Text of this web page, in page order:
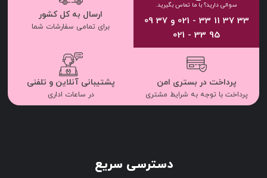
سوالی دارید؟ با ما تماس بگیرید.
33 37 11 33 - 021 و 37 09
95 33 - 021
ارسال به کل کشور
برای تمامی سفارشات شما
پرداخت در بستری امن
پرداخت با توجه به شرایط مشتری
پشتیبانی آنلاین و تلفنی
در ساعات اداری
دسترسی سریع